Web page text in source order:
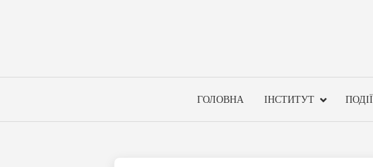
ГОЛОВНА ІНСТИТУТ ПОДІЇ